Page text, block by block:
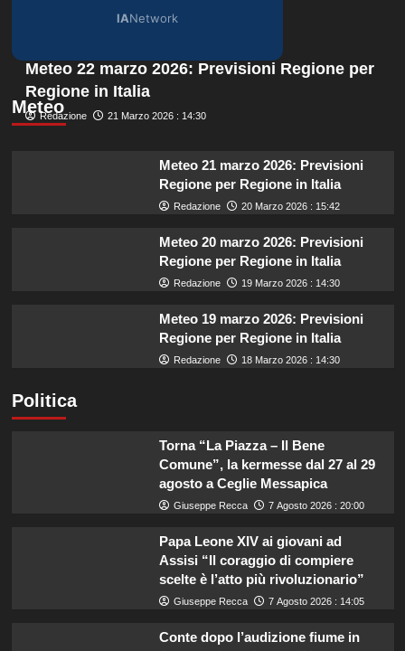
IANetwork
Meteo
Meteo 22 marzo 2026: Previsioni Regione per
Regione in Italia
Redazione 21 Marzo 2026 : 14:30
Meteo 21 marzo 2026: Previsioni
Regione per Regione in Italia
Redazione 20 Marzo 2026 : 15:42
Meteo 20 marzo 2026: Previsioni
Regione per Regione in Italia
Redazione 19 Marzo 2026 : 14:30
Meteo 19 marzo 2026: Previsioni
Regione per Regione in Italia
Redazione 18 Marzo 2026 : 14:30
Politica
Torna “La Piazza – Il Bene
Comune”, la kermesse dal 27 al 29
agosto a Ceglie Messapica
Giuseppe Recca 7 Agosto 2026 : 20:00
Papa Leone XIV ai giovani ad
Assisi “Il coraggio di compiere
scelte è l’atto più rivoluzionario”
Giuseppe Recca 7 Agosto 2026 : 14:05
Conte dopo l’audizione fiume in